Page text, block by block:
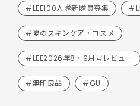
#LEE100人隊新隊員募集
#夏のスキンケア・コスメ
#LEE2026年8・9月号レビュー
#無印良品 #GU